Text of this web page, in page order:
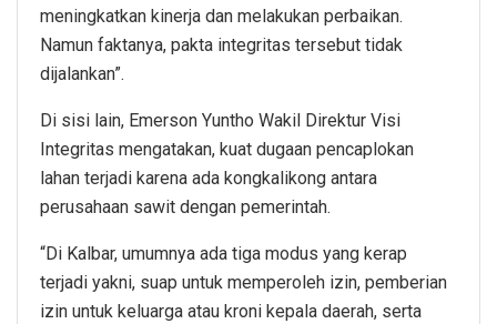
meningkatkan kinerja dan melakukan perbaikan.
Namun faktanya, pakta integritas tersebut tidak
dijalankan”.
Di sisi lain, Emerson Yuntho Wakil Direktur Visi
Integritas mengatakan, kuat dugaan pencaplokan
lahan terjadi karena ada kongkalikong antara
perusahaan sawit dengan pemerintah.
“Di Kalbar, umumnya ada tiga modus yang kerap
terjadi yakni, suap untuk memperoleh izin, pemberian
izin untuk keluarga atau kroni kepala daerah, serta